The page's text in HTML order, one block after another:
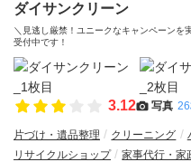
ダイサンクリーン
＼見逃し厳禁！ユニークなキャンペーンを
受付中です！
3.12 写真
片づけ・遺品整理 クリーニング
リサイクルショップ
家事代行・家